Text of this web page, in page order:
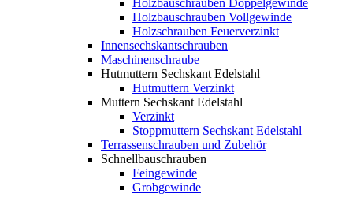
Holzbauschrauben Doppelgewinde
Holzbauschrauben Vollgewinde
Holzschrauben Feuerverzinkt
Innensechskantschrauben
Maschinenschraube
Hutmuttern Sechskant Edelstahl
Hutmuttern Verzinkt
Muttern Sechskant Edelstahl
Verzinkt
Stoppmuttern Sechskant Edelstahl
Terrassenschrauben und Zubehör
Schnellbauschrauben
Feingewinde
Grobgewinde